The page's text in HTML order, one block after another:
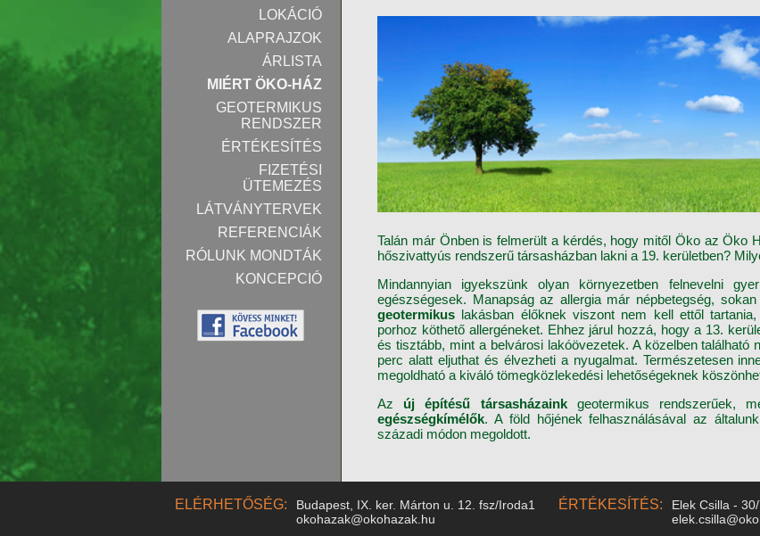
LOKÁCIÓ
ALAPRAJZOK
ÁRLISTA
MIÉRT ÖKO-HÁZ
GEOTERMIKUS
RENDSZER
ÉRTÉKESÍTÉS
FIZETÉSI
ÜTEMEZÉS
LÁTVÁNYTERVEK
REFERENCIÁK
RÓLUNK MONDTÁK
KONCEPCIÓ
Talán már Önben is felmerült a kérdés, hogy mitől Öko az Öko
hőszivattyús rendszerű társasházban lakni a 19. kerületben?
Mindannyian igyekszünk olyan környezetben felnevelni
egészségesek. Manapság az allergia már népbetegség,
geotermikus lakásban élőknek viszont nem kell ettől
porhoz köthető allergéneket. Ehhez járul hozzá, hogy a 13.
és tisztább, mint a belvárosi lakóövezetek. A közelben található
perc alatt eljuthat és élvezheti a nyugalmat. Természetesen
megoldható a kiváló tömegközlekedési lehetőségeknek
Az új építésű társasházainkgeotermikus rendszerűek,
egészségkímélők. A föld hőjének felhasználásával az
századi módon megoldott.
ELÉRHETŐSÉG:
Budapest, IX. ker. Márton u. 12. fsz/Iroda1
okohazak@okohazak.hu
ÉRTÉKESÍTÉS:
Elek Csilla -